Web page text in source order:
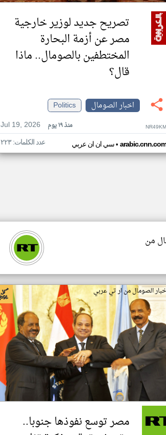
تصريح جديد لوزير خارجية
مصر عن أزمة البحارة
المختطفين بالصومال.. ماذا
قال؟
اخبار الصومال
Politics
Jul 19, 2026
منذ ١٩ يوم NR49KM
سي ان ان عربي• arabic.cnn.com عدد الكلمات: ٢٢٣
من
الصومال من ار تي عربي
مصر توسع نفوذها جنوبا..